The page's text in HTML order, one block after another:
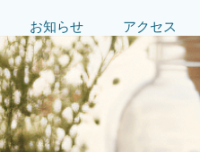
お知らせ アクセス